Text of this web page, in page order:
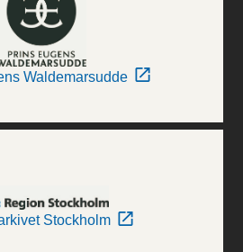
Waldemarsudde
Stockholm